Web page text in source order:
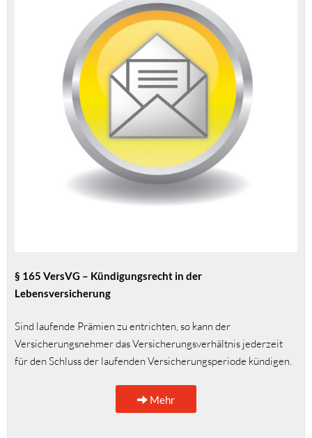
§ 165 VersVG – Kündigungsrecht in der
Lebensversicherung
Sind laufende Prämien zu entrichten, so kann der
Versicherungsnehmer das Versicherungsverhältnis jederzeit
für den Schluss der laufenden Versicherungsperiode kündigen.
Mehr